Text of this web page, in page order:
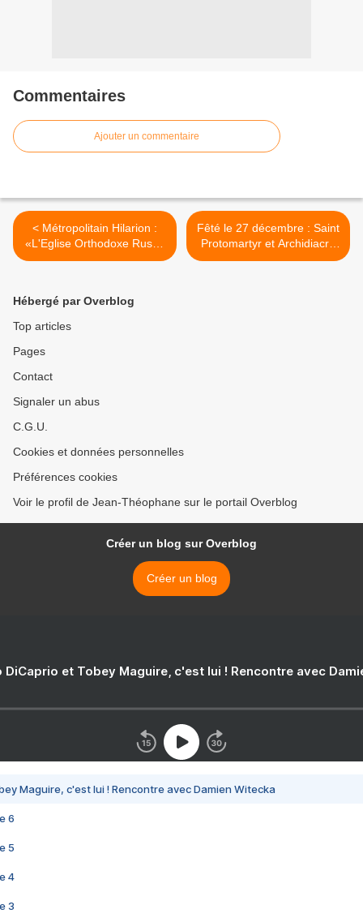
Commentaires
Ajouter un commentaire
< Métropolitain Hilarion :
«L'Eglise Orthodoxe Russe
va travailler sur le
Fêté le 27 décembre : Saint
Protomartyr et Archidiacre
Stephano >
Hébergé par Overblog
Top articles
Pages
Contact
Signaler un abus
C.G.U.
Cookies et données personnelles
Préférences cookies
Voir le profil de Jean-Théophane sur le portail Overblog
Créer un blog sur Overblog
Créer un blog
DiCaprio et Tobey Maguire, c'est lui ! Rencontre avec
Maguire, c'est lui ! Rencontre avec Damien Witecka
6
5
4
3